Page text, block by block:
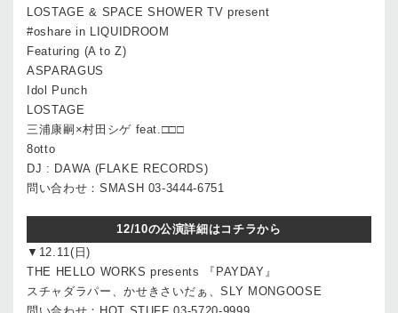
LOSTAGE & SPACE SHOWER TV present
#oshare in LIQUIDROOM
Featuring (A to Z)
ASPARAGUS
Idol Punch
LOSTAGE
三浦康嗣×村田シゲ feat.□□□
8otto
DJ : DAWA (FLAKE RECORDS)
問い合わせ：SMASH 03-3444-6751
12/10の公演詳細はコチラから
▼12.11(日)
THE HELLO WORKS presents 『PAYDAY』
スチャダラパー、かせきさいだぁ、SLY MONGOOSE